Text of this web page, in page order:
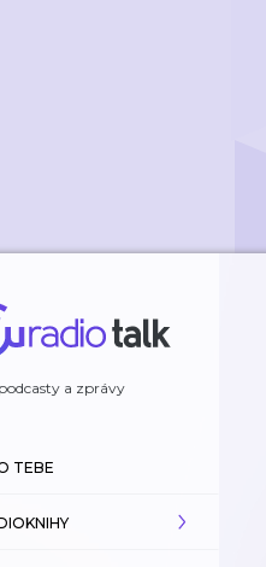
a zprávy
TEBE